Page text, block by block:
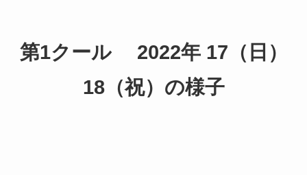
第1クール 2022年 17（日）
18（祝）の様子